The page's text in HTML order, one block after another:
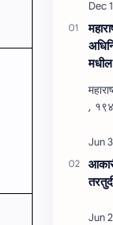
महाराष्‍ट्र कुळवहीवाट आणि
,
,
आकारी